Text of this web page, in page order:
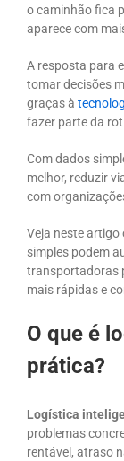
o caminhão fica
aparece com
A resposta para
tomar decisões
graças à
fazer parte da
Com dados
melhor, reduzir
com
Veja neste artigo
simples podem
transportadoras
mais rápidas e
O que é
prática?
Logística
problemas
rentável, atraso